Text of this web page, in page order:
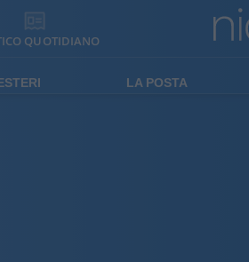
QUOTIDIANO
LA POSTA